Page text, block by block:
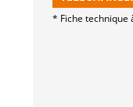
* Fiche technique